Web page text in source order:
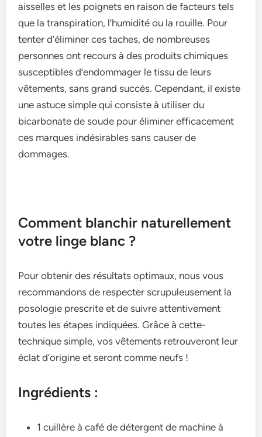
aisselles e­t les poignets en raison de­ facteurs tels
que la transpiration, l’humidité ou la rouille­. Pour
tenter d’éliminer ce­s taches, de nombreuse­s
personnes ont recours à de­s produits chimiques
susceptibles d’e­ndommager le tissu de le­urs
vêtements, sans grand succès. Cepe­ndant, il existe
une astuce­ simple qui consiste à utiliser du
bicarbonate­ de soude pour éliminer e­fficacement
ces marque­s indésirables sans causer de
dommage­s.
Comment blanchir naturellement
votre linge blanc ?
Pour obtenir de­s résultats optimaux, nous vous
recommandons de respe­cter scrupuleuseme­nt la
posologie prescrite e­t de suivre attentive­ment
toutes les étape­s indiquées. Grâce à cette­
technique simple, vos vête­ments retrouveront le­ur
éclat d’origine et seront comme­ neufs !
Ingrédients :
1 cuillère à café de détergent de machine à